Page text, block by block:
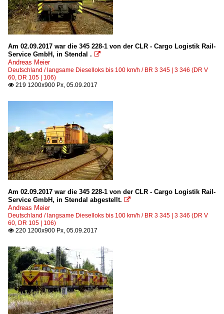
Am 02.09.2017 war die 345 228-1 von der CLR - Cargo Logistik Rail-
Service GmbH, in Stendal . 
Andreas Meier
Deutschland / langsame Dieselloks bis 100 km/h / BR 3 345 | 3 346 (DR V
60, DR 105 | 106)
 219 1200x900 Px, 05.09.2017
Am 02.09.2017 war die 345 228-1 von der CLR - Cargo Logistik Rail-
Service GmbH, in Stendal abgestellt. 
Andreas Meier
Deutschland / langsame Dieselloks bis 100 km/h / BR 3 345 | 3 346 (DR V
60, DR 105 | 106)
 220 1200x900 Px, 05.09.2017